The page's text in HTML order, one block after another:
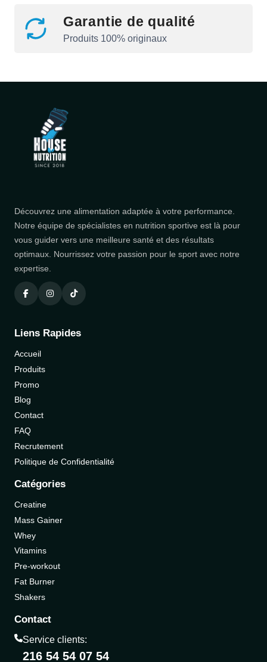
Garantie de qualité
Produits 100% originaux
Découvrez une alimentation adaptée à votre performance.
Notre équipe de spécialistes en nutrition sportive est là pour
vous guider vers une meilleure santé et des résultats
optimaux. Nourrissez votre passion pour le sport avec notre
expertise.
Liens Rapides
Accueil
Produits
Promo
Blog
Contact
FAQ
Recrutement
Politique de Confidentialité
Catégories
Creatine
Mass Gainer
Whey
Vitamins
Pre-workout
Fat Burner
Shakers
Contact
Service clients:
216 54 54 07 54